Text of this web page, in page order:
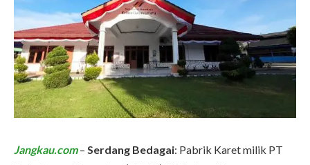
Jangkau.com– Serdang Bedagai: Pabrik Karet milik PT